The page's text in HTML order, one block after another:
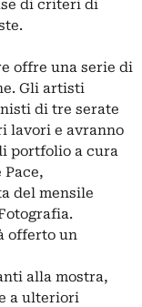
di criteri di
offre una serie di
Gli artisti
di tre serate
lavori e avranno
portfolio a cura
Pace,
del mensile
offerto un
alla mostra,
a ulteriori